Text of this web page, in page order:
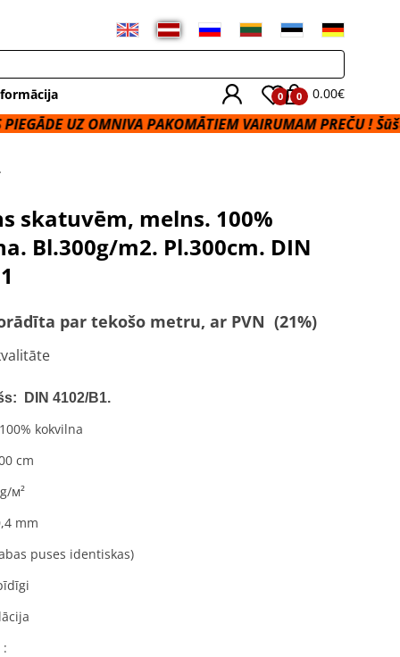
0 0 0.00€
OMNIVA PAKOMĀTIEM VAIRUMAM PREČU ! Šūšanas
skatuvēm, melns. 100%
Bl.300g/m2. Pl.300cm. DIN
par tekošo metru, ar PVN (21%)
DIN 4102/B1.
kokvilna
cm
м²
mm
puses identiskas)